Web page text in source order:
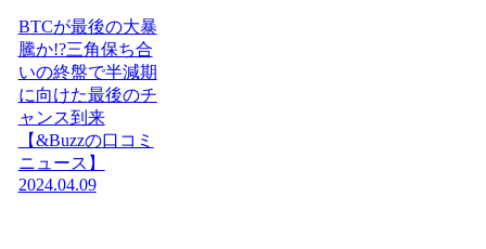
BTCが最後の大暴
騰か!?三角保ち合
いの終盤で半減期
に向けた最後のチ
ャンス到来
【&Buzzの口コミ
ニュース】
2024.04.09